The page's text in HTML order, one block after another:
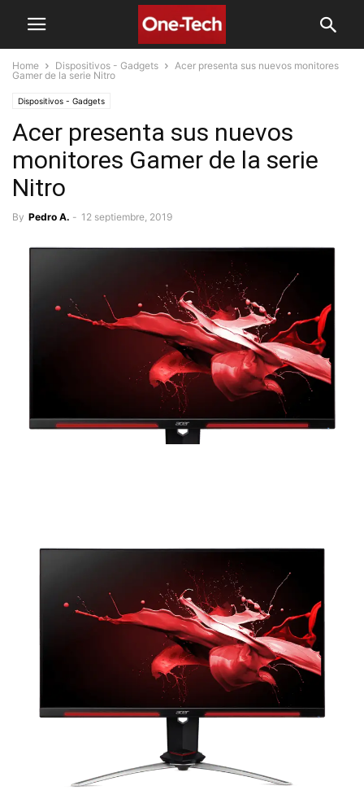
Home Dispositivos - Gadgets
Acer presenta sus nuevos monitores
Gamer de la serie Nitro
Dispositivos - Gadgets
Acer presenta sus nuevos
monitores Gamer de la serie
Nitro
By Pedro A. - 12 septiembre, 2019